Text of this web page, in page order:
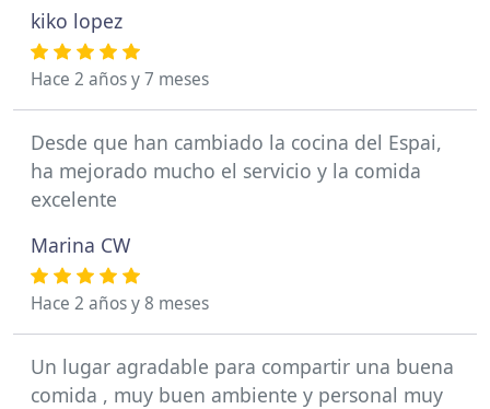
kiko lopez
Hace 2 años y 7 meses
Desde que han cambiado la cocina del Espai,
ha mejorado mucho el servicio y la comida
excelente
Marina CW
Hace 2 años y 8 meses
Un lugar agradable para compartir una buena
comida , muy buen ambiente y personal muy